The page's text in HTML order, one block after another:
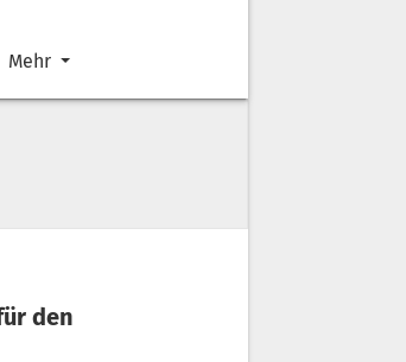
Mehr